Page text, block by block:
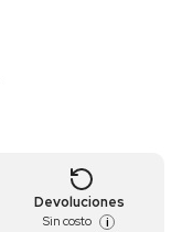
Devoluciones
Sin costo i